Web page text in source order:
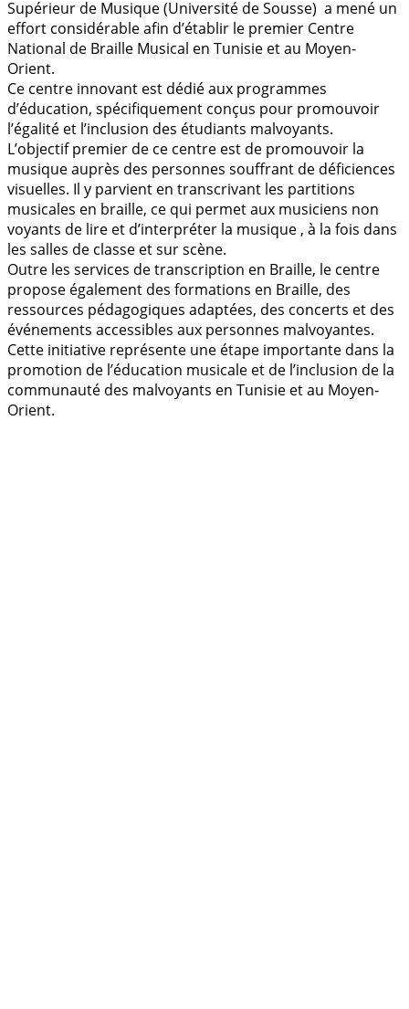
Supérieur de Musique (Université de Sousse) a mené un
effort considérable afin d’établir le premier Centre
National de Braille Musical en Tunisie et au Moyen-
Orient.
Ce centre innovant est dédié aux programmes
d’éducation, spécifiquement conçus pour promouvoir
l’égalité et l’inclusion des étudiants malvoyants.
L’objectif premier de ce centre est de promouvoir la
musique auprès des personnes souffrant de déficiences
visuelles. Il y parvient en transcrivant les partitions
musicales en braille, ce qui permet aux musiciens non
voyants de lire et d’interpréter la musique , à la fois dans
les salles de classe et sur scène.
Outre les services de transcription en Braille, le centre
propose également des formations en Braille, des
ressources pédagogiques adaptées, des concerts et des
événements accessibles aux personnes malvoyantes.
Cette initiative représente une étape importante dans la
promotion de l’éducation musicale et de l’inclusion de la
communauté des malvoyants en Tunisie et au Moyen-
Orient.